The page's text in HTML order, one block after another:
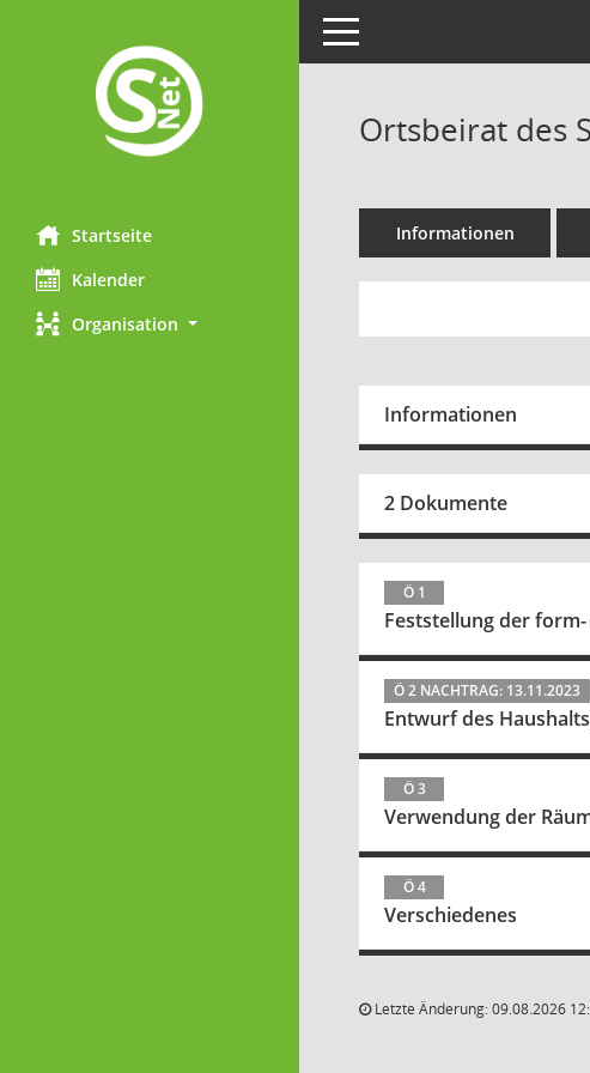
Startseite
Kalender
Organisation
Toggle navigation
Ortsbeirat des
Informationen
Informationen
2 Dokumente
Ö 1
Feststellung der
Ö 2 NACHTRAG: 13.11.2023
Entwurf des
Ö 3
Verwendung der
Ö 4
Verschiedenes
Letzte Änderung: 09.08.2026